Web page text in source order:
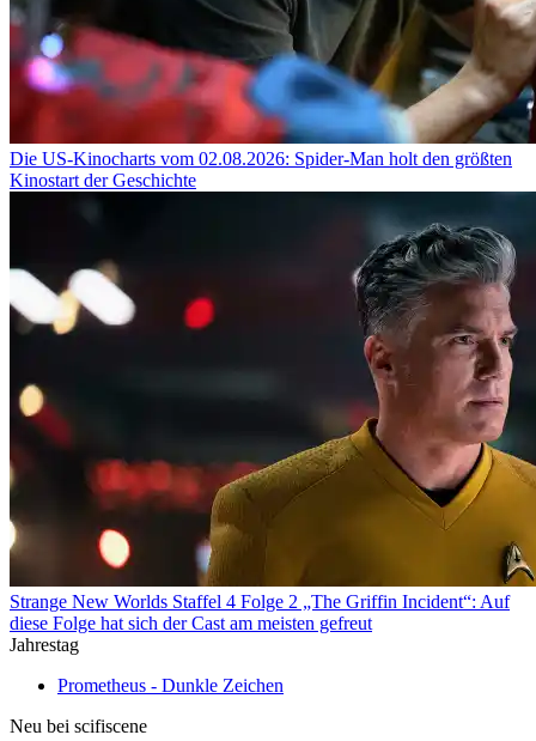
Die US-Kinocharts vom 02.08.2026: Spider-Man holt den größten
Kinostart der Geschichte
Strange New Worlds Staffel 4 Folge 2 „The Griffin Incident“: Auf
diese Folge hat sich der Cast am meisten gefreut
Jahrestag
Prometheus - Dunkle Zeichen
Neu bei scifiscene